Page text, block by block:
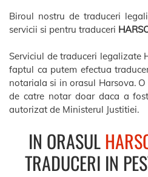
Biroul nostru de traduceri
servicii si pentru traduceri
Serviciul de traduceri legalizate
faptul ca putem efectua
notariala si in orasul Harsova.
de catre notar doar daca a
autorizat de Ministerul Justitiei.
IN ORASUL
TRADUCERI IN